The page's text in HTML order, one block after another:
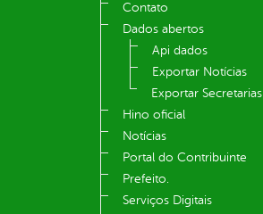
Contato
Dados abertos
Api dados
Exportar Notícias
Exportar Secretarias
Hino oficial
Notícias
Portal do Contribuinte
Prefeito.
Serviços Digitais